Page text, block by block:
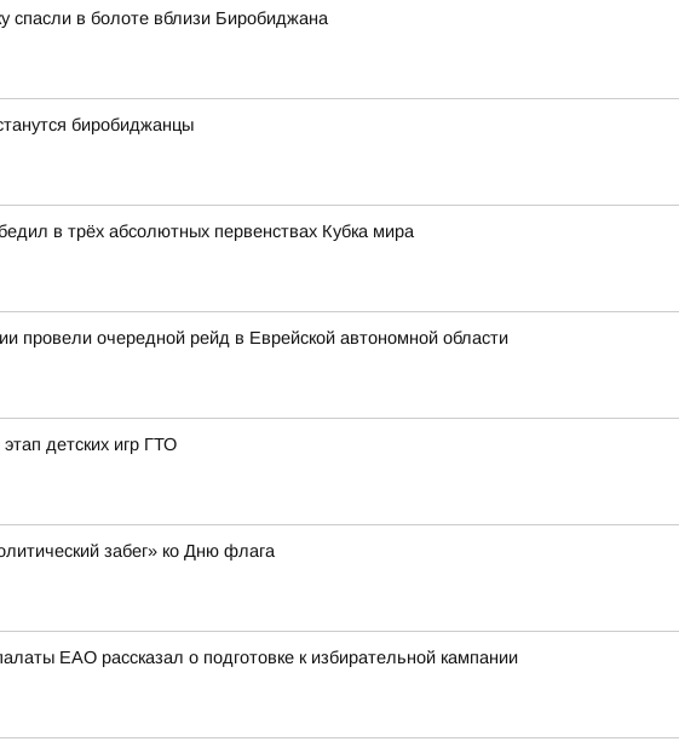
спасли в болоте вблизи Биробиджана
биробиджанцы
в трёх абсолютных первенствах Кубка мира
провели очередной рейд в Еврейской автономной области
детских игр ГТО
забег» ко Дню флага
ЕАО рассказал о подготовке к избирательной кампании